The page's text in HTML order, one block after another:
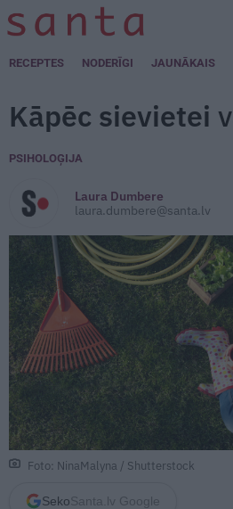
RECEPTES NODERĪGI JAUNĀKAIS
Kāpēc sievietei
PSIHOLOĢIJA
Laura Dumbere
laura.dumbere@santa.lv
Foto: NinaMalyna / Shutterstock
Seko Santa.lv Google